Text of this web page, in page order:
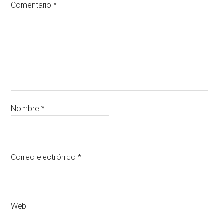
Comentario*
Nombre*
Correo electrónico*
Web